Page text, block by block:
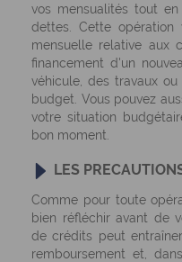
vos mensualités tout
dettes. Cette
mensuelle relative aux
financement d'un
véhicule, des travaux
budget. Vous pouvez
votre situation
bon moment.
LES
Comme pour toute
bien réfléchir avant de
de crédits peut
remboursement et,